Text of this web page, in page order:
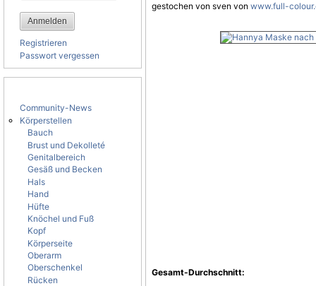
Registrieren
Passwort vergessen
Community-News
Körperstellen
Bauch
Brust und Dekolleté
Genitalbereich
Gesäß und Becken
Hals
Hand
Hüfte
Knöchel und Fuß
Kopf
Körperseite
Oberarm
Oberschenkel
Rücken
gestochen von sven von www.full-
Gesamt-Durchschnitt: